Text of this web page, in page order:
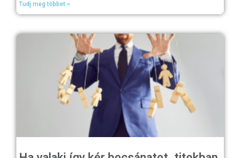
Tudj meg többet »